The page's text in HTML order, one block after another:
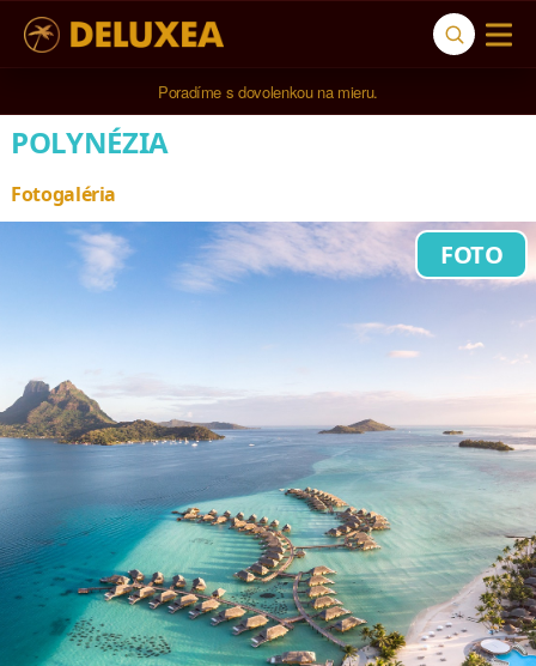
5* cestovná kancelária na luxusnú dovolenku od 4.000 EUR.
POLYNÉZIA
Fotogaléria
FOTO